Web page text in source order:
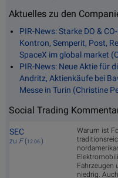
Aktuelles zu den
PIR-News: Starke DO &
Kontron, Semperit, Post,
SpaceX im global market
PIR-News: Neue Aktie für
Andritz, Aktienkäufe bei
Messe in Turin (Christine
Social Trading
SEC
zu F( 12.06.)
Warum ist
Fahrzeugen
niedrig.